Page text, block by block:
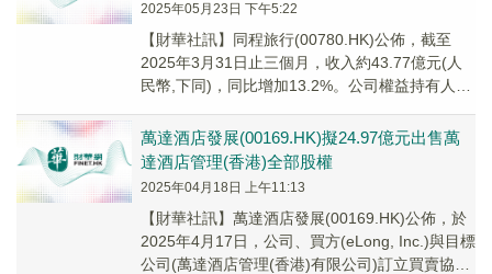
2025年05月23日 下午5:22
【財華社訊】同程旅行(00780.HK)公佈，截至
2025年3月31日止三個月，收入約43.77億元(人
民幣,下同)，同比增加13.2%。公司權益持有人應
萬達酒店發展(00169.HK)擬24.97億元出售萬
達酒店管理(香港)全部股權
2025年04月18日 上午11:13
【財華社訊】萬達酒店發展(00169.HK)公佈，於
2025年4月17日，公司、買方(eLong, Inc.)與目標
公司(萬達酒店管理(香港)有限公司)訂立買賣協